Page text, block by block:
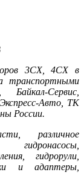
3CX, 4CX в
транспортными
Сервис,
Авто, ТК
России.
различное
гидронасосы,
гидрорули,
и адаптеры,